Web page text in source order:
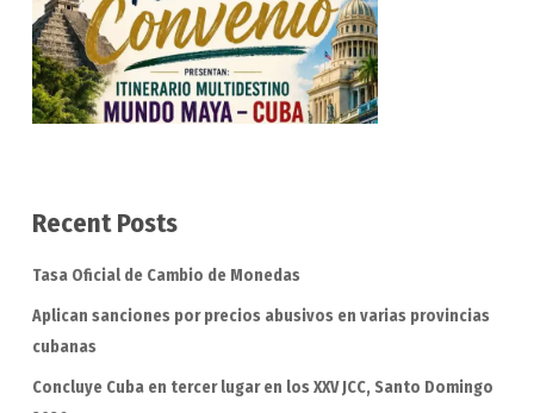
Recent Posts
Tasa Oficial de Cambio de Monedas
Aplican sanciones por precios abusivos en varias provincias
cubanas
Concluye Cuba en tercer lugar en los XXV JCC, Santo Domingo